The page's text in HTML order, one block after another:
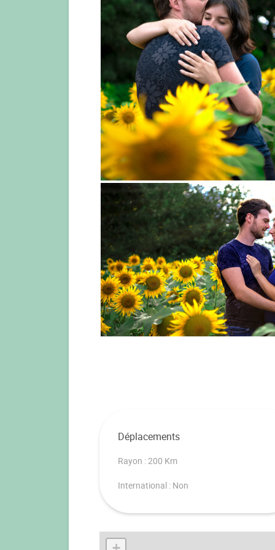
Déplacements
Rayon : 200 Km
International : Non